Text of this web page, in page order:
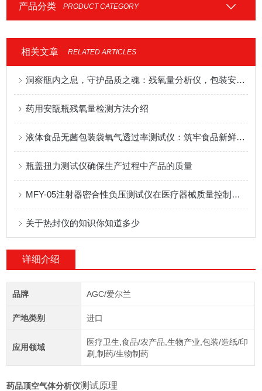
产品分类 PRODUCT CATEGORY
相关文章 RELATED ARTICLES
洞察瓶内之息，守护品质之魂：残氧量分析仪，包装安全与效能的精准哨兵
药用安瓿瓶残氧量检测方法介绍
液体食品无菌包装袋氧气透过率测试仪：筑牢食品新鲜与安全防线
瓶盖扭力测试仪确保生产过程中产品的质量
MFY-05注射器密合性负压测试仪在医疗器械质量控制中的应用
关于热封仪的知识你知道多少
详细介绍
品牌 AGC/爱尔兰
产地类别 进口
应用领域
医疗卫生,食品/农产品,生物产业,包装/造纸/印
刷,制药/生物制药
药品顶空气体分析仪测试原理